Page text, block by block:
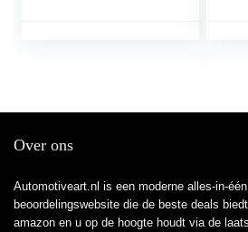
Over ons
Automotiveart.nl is een moderne alles-in-
beoordelingswebsite die de beste deals
amazon en u op de hoogte houdt via de